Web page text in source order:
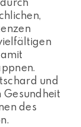
und
des